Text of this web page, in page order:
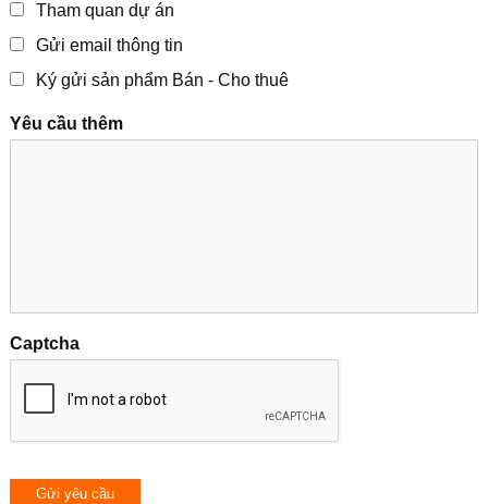
Tham quan dự án
Gửi email thông tin
Ký gửi sản phẩm Bán - Cho thuê
Yêu cầu thêm
Captcha